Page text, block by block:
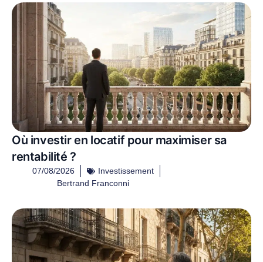
Où investir en locatif pour maximiser sa
rentabilité ?
07/08/2026
Investissement
Bertrand Franconni